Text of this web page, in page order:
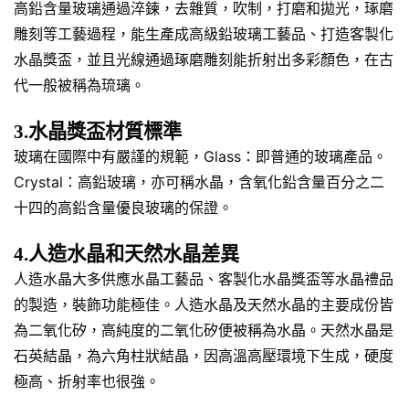
高鉛含量玻璃通過淬鍊，去雜質，吹制，打磨和拋光，琢磨
雕刻等工藝過程，能生產成高級鉛玻璃工藝品、打造客製化
水晶獎盃，並且光線通過琢磨雕刻能折射出多彩顏色，在古
代一般被稱為琉璃。
3.水晶獎盃材質標準
玻璃在國際中有嚴謹的規範，Glass：即普通的玻璃產品。
Crystal：高鉛玻璃，亦可稱水晶，含氧化鉛含量百分之二
十四的高鉛含量優良玻璃的保證。
4.人造水晶和天然水晶差異
人造水晶大多供應水晶工藝品、客製化水晶獎盃等水晶禮品
的製造，裝飾功能極佳。人造水晶及天然水晶的主要成份皆
為二氧化矽，高純度的二氧化矽便被稱為水晶。天然水晶是
石英結晶，為六角柱狀結晶，因高溫高壓環境下生成，硬度
極高、折射率也很強。